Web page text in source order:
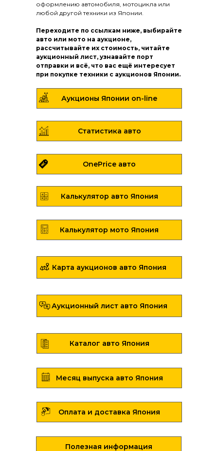
Аукционы Японии on-line
Калькулятор мото Япония
Статистика авто
Калькулятор авто Япония
Каталог авто Япония
Аукционный лист авто Япония
Месяц выпуска авто Япония
Карта аукционов авто Япония
Оплата и доставка Япония
Полезная информация
OnePrice авто
оформлению автомобиля, мотоцикла или
любой другой техники из Японии.
Переходите по ссылкам ниже, выбирайте
авто или мото на аукционе,
рассчитывайте их стоимость, читайте
аукционный лист, узнавайте порт
отправки и всё, что вас ещё интересует
при покупке техники с аукционов Японии.